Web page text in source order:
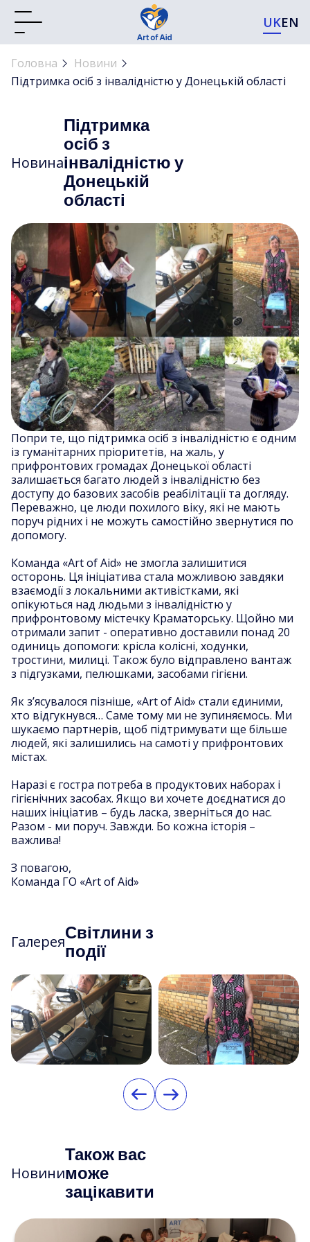
UKEN
Головна
Новини
Підтримка осіб з інвалідністю у Донецькій області
Новина
Підтримка
осіб з
інвалідністю у
Донецькій
області
Попри те, що підтримка осіб з інвалідністю є одним
із гуманітарних пріоритетів, на жаль, у
прифронтових громадах Донецької області
залишається багато людей з інвалідністю без
доступу до базових засобів реабілітації та догляду.
Переважно, це люди похилого віку, які не мають
поруч рідних і не можуть самостійно звернутися по
допомогу.
Команда «Art of Aid» не змогла залишитися
осторонь. Ця ініціатива стала можливою завдяки
взаємодії з локальними активістками, які
опікуються над людьми з інвалідністю у
прифронтовому містечку Краматорську. Щойно ми
отримали запит - оперативно доставили понад 20
одиниць допомоги: крісла колісні, ходунки,
тростини, милиці. Також було відправлено вантаж
з підгузками, пелюшками, засобами гігієни.
Як з’ясувалося пізніше, «Art of Aid» стали єдиними,
хто відгукнувся… Саме тому ми не зупиняємось. Ми
шукаємо партнерів, щоб підтримувати ще більше
людей, які залишились на самоті у прифронтових
містах.
Наразі є гостра потреба в продуктових наборах і
гігієнічних засобах. Якщо ви хочете доєднатися до
наших ініціатив – будь ласка, зверніться до нас.
Разом - ми поруч. Завжди. Бо кожна історія –
важлива!
З повагою,
Команда ГО «Art of Aid»
ГалереяСвітлини з
події
Новини
Також вас
може
зацікавити